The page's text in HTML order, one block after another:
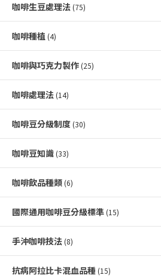
咖啡生豆處理法 (75)
咖啡種植 (4)
咖啡與巧克力製作 (25)
咖啡處理法 (14)
咖啡豆分級制度 (30)
咖啡豆知識 (33)
咖啡飲品種類 (6)
國際通用咖啡豆分級標準 (15)
手沖咖啡技法 (8)
抗病阿拉比卡混血品種 (15)